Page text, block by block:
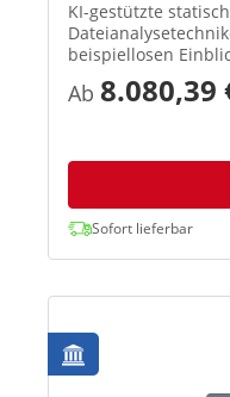
KI-gestützte
beispiellosen
und identifizieren
Ransomware sowie
unbekannte
Ab 8.080,39
Sofort lieferbar